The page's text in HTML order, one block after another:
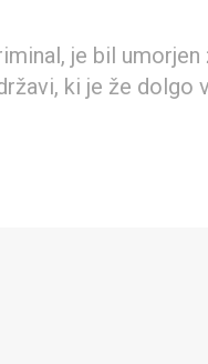
je bil umorjen
ki je že dolgo